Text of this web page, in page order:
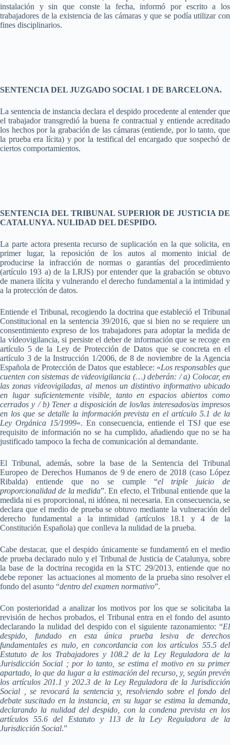
instalación y sin que conste la fecha, informó por escrito a los
trabajadores de la existencia de las cámaras y que se podía utilizar con
fines disciplinarios.
SENTENCIA DEL JUZGADO SOCIAL 1 DE BARCELONA.
La sentencia de instancia declara el despido procedente al entender que
el trabajador transgredió la buena fe contractual y entiende acreditado
los hechos por la grabación de las cámaras (entiende, por lo tanto, que
la prueba era lícita) y por la testifical del encargado que sospechó de
ciertos comportamientos.
SENTENCIA DEL TRIBUNAL SUPERIOR DE JUSTICIA DE
CATALUNYA. NULIDAD DEL DESPIDO.
La parte actora presenta recurso de suplicación en la que solicita, en
primer lugar, la reposición de los autos al momento inicial de
producirse la infracción de normas o garantías del procedimiento
(artículo 193 a) de la LRJS) por entender que la grabación se obtuvo
de manera ilícita y vulnerando el derecho fundamental a la intimidad y
a la protección de datos.
Entiende el Tribunal, recogiendo la doctrina que estableció el Tribunal
Constitucional en la sentencia 39/2016, que si bien no se requiere un
consentimiento expreso de los trabajadores para adoptar la medida de
la vídeovigilancia, si persiste el deber de información que se recoge en
artículo 5 de la Ley de Protección de Datos que se concreta en el
artículo 3 de la Instrucción 1/2006, de 8 de noviembre de la Agencia
Española de Protección de Datos que establece: «Los responsables que
cuenten con sistemas de videovigilancia (…) deberán: / a) Colocar, en
las zonas videovigiladas, al menos un distintivo informativo ubicado
en lugar suficientemente visible, tanto en espacios abiertos como
cerrados y / b) Tener a disposición de los/las interesados/as impresos
en los que se detalle la información prevista en el artículo 5.1 de la
Ley Orgánica 15/1999«. En consecuencia, entiende el TSJ que ese
requisito de información no se ha cumplido, añadiendo que no se ha
justificado tampoco la fecha de comunicación al demandante.
El Tribunal, además, sobre la base de la Sentencia del Tribunal
Europeo de Derechos Humanos de 9 de enero de 2018 (caso López
Ribalda) entiende que no se cumple “el triple juicio de
proporcionalidad de la medida”. En efecto, el Tribunal entiende que la
medida ni es proporcional, ni idónea, ni necesaria. En consecuencia, se
declara que el medio de prueba se obtuvo mediante la vulneración del
derecho fundamental a la intimidad (artículos 18.1 y 4 de la
Constitución Española) que conlleva la nulidad de la prueba.
Cabe destacar, que el despido únicamente se fundamentó en el medio
de prueba declarado nulo y el Tribunal de Justicia de Catalunya, sobre
la base de la doctrina recogida en la STC 29/2013, entiende que no
debe reponer las actuaciones al momento de la prueba sino resolver el
fondo del asunto “dentro del examen normativo”.
Con posterioridad a analizar los motivos por los que se solicitaba la
revisión de hechos probados, el Tribunal entra en el fondo del asunto
declarando la nulidad del despido con el siguiente razonamiento: “El
despido, fundado en esta única prueba lesiva de derechos
fundamentales es nulo, en concordancia con los artículos 55.5 del
Estatuto de los Trabajadores y 108.2 de la Ley Reguladora de la
Jurisdicción Social ; por lo tanto, se estima el motivo en su primer
apartado, lo que da lugar a la estimación del recurso, y, según prevén
los artículos 201.1 y 202.3 de la Ley Reguladora de la Jurisdicción
Social , se revocará la sentencia y, resolviendo sobre el fondo del
debate suscitado en la instancia, en su lugar se estima la demanda,
declarando la nulidad del despido, con la condena prevista en los
artículos 55.6 del Estatuto y 113 de la Ley Reguladora de la
Jurisdicción Social.”